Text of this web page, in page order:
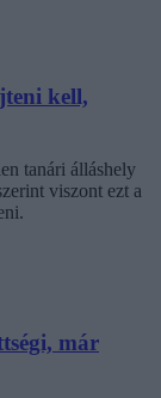
kell,
tanári álláshely
viszont ezt a
már